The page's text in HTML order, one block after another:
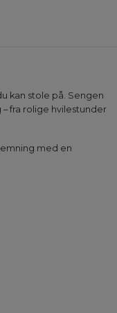
kan stole på. Sengen
fra rolige hvilestunder
med en